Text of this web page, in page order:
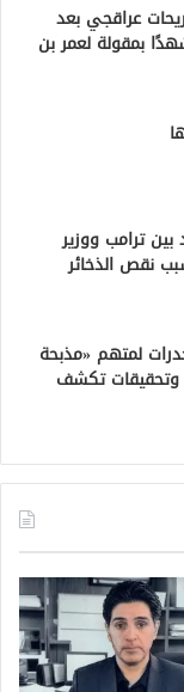
عراقجي بعد
بمقولة لعمر بن
ترامب ووزير
نقص الذخائر
لمتهم «مذبحة
وتحقيقات تكشف